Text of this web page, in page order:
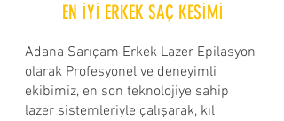
EN İYİ ERKEK SAÇ KESİMİ
Adana Sarıçam Erkek Lazer Epilasyon
olarak Profesyonel ve deneyimli
ekibimiz, en son teknolojiye sahip
lazer sistemleriyle çalışarak, kıl